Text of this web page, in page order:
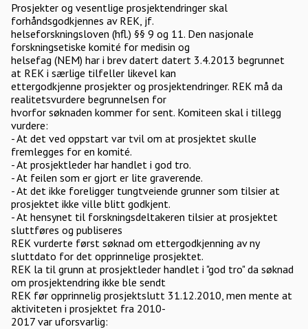
Prosjekter og vesentlige prosjektendringer skal
forhåndsgodkjennes av REK, jf.
helseforskningsloven (hfl.) §§ 9 og 11. Den nasjonale
forskningsetiske komité for medisin og
helsefag (NEM) har i brev datert datert 3.4.2013 begrunnet
at REK i særlige tilfeller likevel kan
ettergodkjenne prosjekter og prosjektendringer. REK må da
realitetsvurdere begrunnelsen for
hvorfor søknaden kommer for sent. Komiteen skal i tillegg
vurdere:
- At det ved oppstart var tvil om at prosjektet skulle
fremlegges for en komité.
- At prosjektleder har handlet i god tro.
- At feilen som er gjort er lite graverende.
- At det ikke foreligger tungtveiende grunner som tilsier at
prosjektet ikke ville blitt godkjent.
- At hensynet til forskningsdeltakeren tilsier at prosjektet
sluttføres og publiseres
REK vurderte først søknad om ettergodkjenning av ny
sluttdato for det opprinnelige prosjektet.
REK la til grunn at prosjektleder handlet i "god tro" da søknad
om prosjektendring ikke ble sendt
REK før opprinnelig prosjektslutt 31.12.2010, men mente at
aktiviteten i prosjektet fra 2010-
2017 var uforsvarlig: